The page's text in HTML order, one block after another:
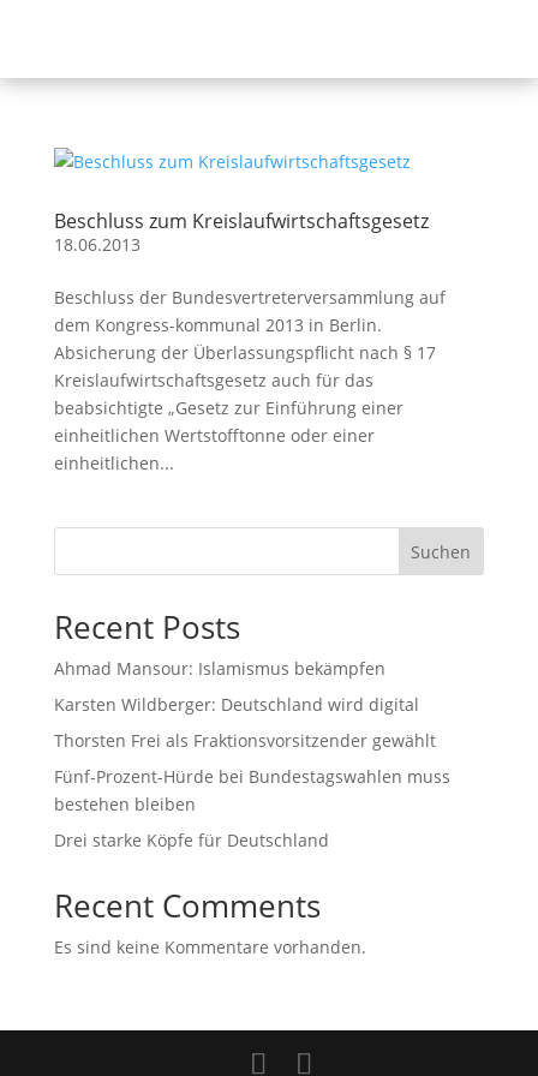
Beschluss zum Kreislaufwirtschaftsgesetz
18.06.2013
Beschluss der Bundesvertreterversammlung auf
dem Kongress-kommunal 2013 in Berlin.
Absicherung der Überlassungspflicht nach § 17
Kreislaufwirtschaftsgesetz auch für das
beabsichtigte „Gesetz zur Einführung einer
einheitlichen Wertstofftonne oder einer
einheitlichen...
Suchen
Recent Posts
Ahmad Mansour: Islamismus bekämpfen
Karsten Wildberger: Deutschland wird digital
Thorsten Frei als Fraktionsvorsitzender gewählt
Fünf-Prozent-Hürde bei Bundestagswahlen muss
bestehen bleiben
Drei starke Köpfe für Deutschland
Recent Comments
Es sind keine Kommentare vorhanden.